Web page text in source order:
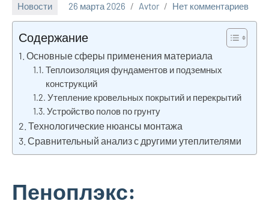
Новости 26 марта 2026 Avtor Нет комментариев
Содержание
Основные сферы применения материала
Теплоизоляция фундаментов и подземных
конструкций
Утепление кровельных покрытий и перекрытий
Устройство полов по грунту
Технологические нюансы монтажа
Сравнительный анализ с другими утеплителями
Пеноплэкс: